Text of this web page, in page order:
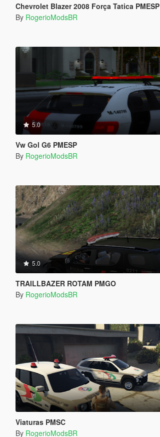
Chevrolet Blazer 2008 Força Tatica PMESP
By RogerioModsBR
5.0
Vw Gol G6 PMESP
By RogerioModsBR
5.0
TRAILLBAZER ROTAM PMGO
By RogerioModsBR
Viaturas PMSC
By RogerioModsBR